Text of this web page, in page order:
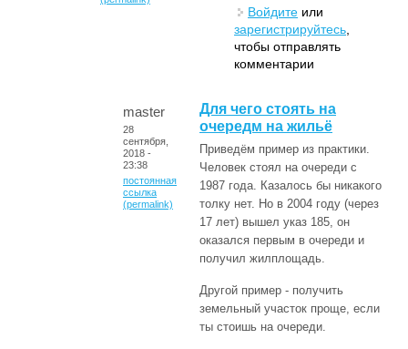
Войдите или
зарегистрируйтесь
чтобы отправлять
комментарии
master
28
сентября,
2018 -
23:38
постоянная
ссылка
(permalink)
Для чего стоять на
очередм на жильё
Приведём пример из практики.
Человек стоял на очереди с
1987 года. Казалось бы никакого
толку нет. Но в 2004 году (через
17 лет) вышел указ 185, он
оказался первым в очереди и
получил жилплощадь.
Другой пример - получить
земельный участок проще, если
ты стоишь на очереди.